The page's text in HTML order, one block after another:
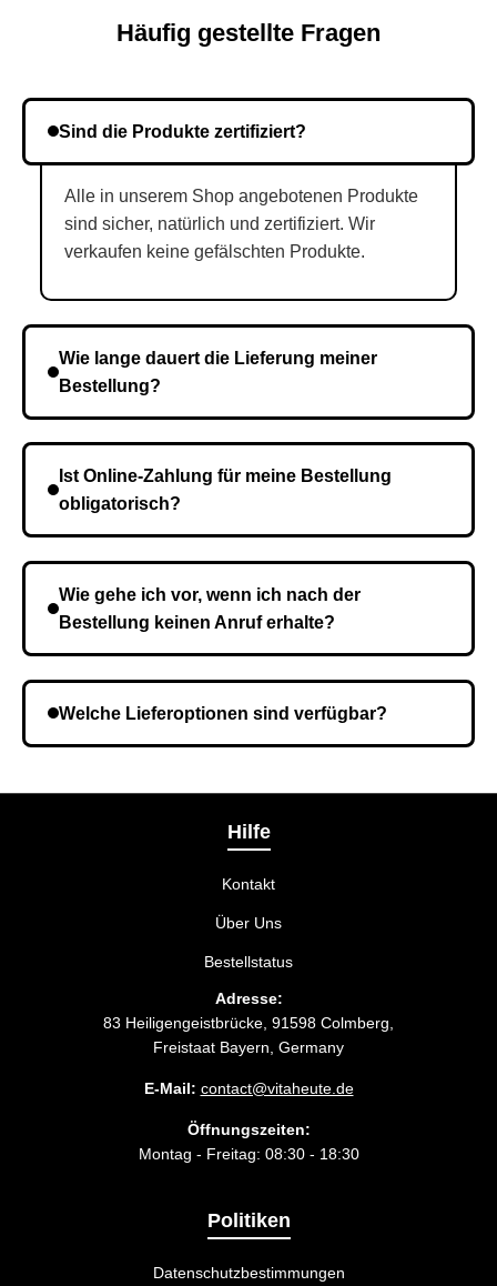
Häufig gestellte Fragen
Sind die Produkte zertifiziert?
Alle in unserem Shop angebotenen Produkte
sind sicher, natürlich und zertifiziert. Wir
verkaufen keine gefälschten Produkte.
Wie lange dauert die Lieferung meiner
Bestellung?
Kurierdienst und die Zeit hängt davon ab.
Ist Online-Zahlung für meine Bestellung
obligatorisch?
Wie gehe ich vor, wenn ich nach der
Bestellung keinen Anruf erhalte?
und wiederholen Sie gegebenenfalls die Bestellung.
Welche Lieferoptionen sind verfügbar?
Liefermethode wählen, die am besten zu Ihnen
Hilfe
Kontakt
Über Uns
Bestellstatus
Adresse:
83 Heiligengeistbrücke, 91598 Colmberg,
Freistaat Bayern, Germany
E-Mail: contact@vitaheute.de
Öffnungszeiten:
Montag - Freitag: 08:30 - 18:30
Politiken
Datenschutzbestimmungen